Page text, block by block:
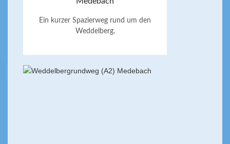
Ein kurzer Spazierweg rund um den
Weddelberg.